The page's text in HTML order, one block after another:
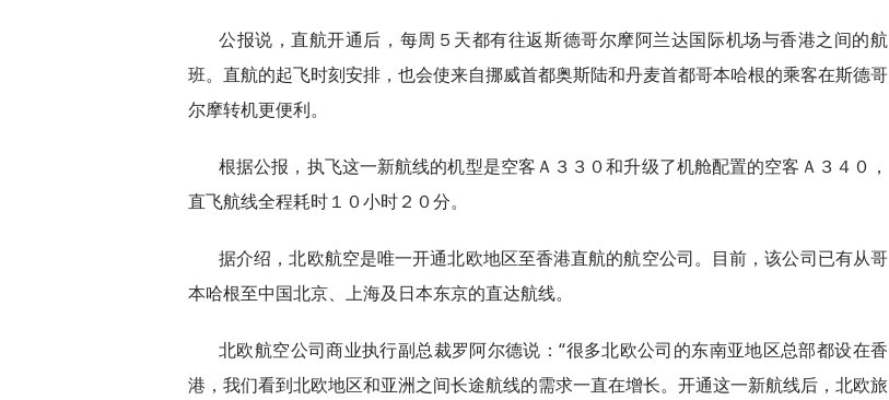
公报说，直航开通后，每周５天都有往返斯德哥尔摩阿兰达国际机场与香港之间的航
班。直航的起飞时刻安排，也会使来自挪威首都奥斯陆和丹麦首都哥本哈根的乘客在斯德哥
尔摩转机更便利。
根据公报，执飞这一新航线的机型是空客Ａ３３０和升级了机舱配置的空客Ａ３４０，
直飞航线全程耗时１０小时２０分。
据介绍，北欧航空是唯一开通北欧地区至香港直航的航空公司。目前，该公司已有从哥
本哈根至中国北京、上海及日本东京的直达航线。
北欧航空公司商业执行副总裁罗阿尔德说：“很多北欧公司的东南亚地区总部都设在香
港，我们看到北欧地区和亚洲之间长途航线的需求一直在增长。开通这一新航线后，北欧旅